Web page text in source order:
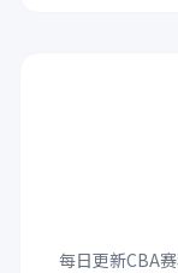
每日更新CBA